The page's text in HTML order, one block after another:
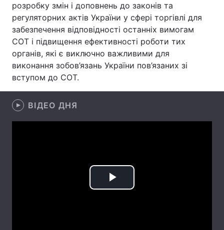
Тема оформлення
розробку змін і доповнень до законів та
регуляторних актів України у сфері торгівлі для
забезпечення відповідності останніх вимогам
СОТ і підвищення ефективності роботи тих
органів, які є виключно важливими для
виконання зобов’язань України пов’язаних зі
вступом до СОТ.
ВІДЕО ДНЯ
Play